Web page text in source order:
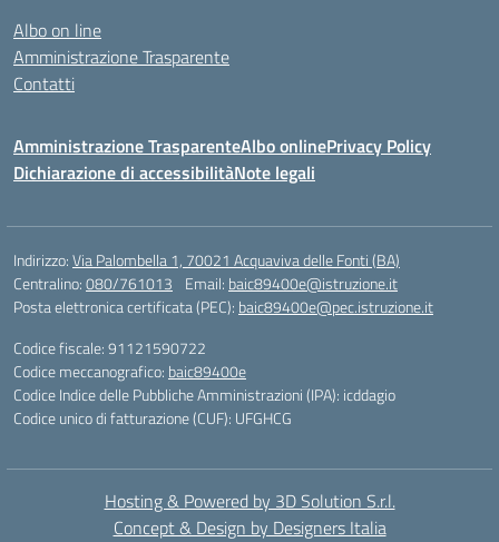
Albo on line
Amministrazione Trasparente
Contatti
Amministrazione TrasparenteAlbo onlinePrivacy Policy
Dichiarazione di accessibilitàNote legali
Indirizzo:Via Palombella 1, 70021 Acquaviva delle Fonti (BA)
Centralino:080/761013 Email: baic89400e@istruzione.it
Posta elettronica certificata (PEC): baic89400e@pec.istruzione.it
Codice fiscale: 91121590722
Codice meccanografico: baic89400e
Codice Indice delle Pubbliche Amministrazioni (IPA): icddagio
Codice unico di fatturazione (CUF): UFGHCG
Hosting & Powered by 3D Solution S.r.l.
Concept & Design by Designers Italia